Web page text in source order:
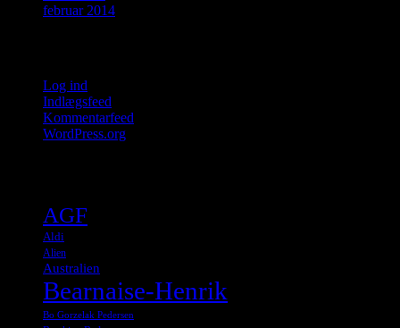
februar 2014
Log ind
Indlægsfeed
Kommentarfeed
WordPress.org
AGF
Aldi
Alien
Australien
Bearnaise-Henrik
Bo Gorzelak Pedersen